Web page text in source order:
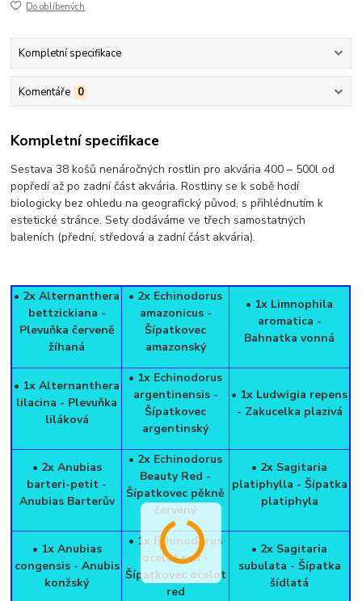
Do oblíbených
Kompletní specifikace
Komentáře 0
Kompletní specifikace
Sestava 38 košů nenáročných rostlin pro akvária 400 – 500l od
popředí až po zadní část akvária. Rostliny se k sobě hodí
biologicky bez ohledu na geografický původ, s přihlédnutím k
estetické stránce. Sety dodáváme ve třech samostatných
baleních (přední, středová a zadní část akvária).
• 2x Alternanthera
bettzickiana -
Plevuňka červeně
žíhaná
• 2x Echinodorus
amazonicus -
Šípatkovec
amazonský
• 1x Limnophila
aromatica -
Bahnatka vonná
• 1x Alternanthera
lilacina - Plevuňka
liláková
• 1x Echinodorus
argentinensis -
Šípatkovec
argentinský
• 1x Ludwigia repens
- Zakucelka plazivá
• 2x Anubias
barteri-petit -
Anubias Barterův
• 2x Echinodorus
Beauty Red -
Šípatkovec pěkně
červený
• 2x Sagitaria
platiphylla - Šípatka
platiphyla
• 1x Anubias
congensis - Anubis
konžský
• 1x Echinodorus
ocelot red -
Šípatkovec ocelot
red
• 2x Sagitaria
subulata - Šípatka
šídlatá